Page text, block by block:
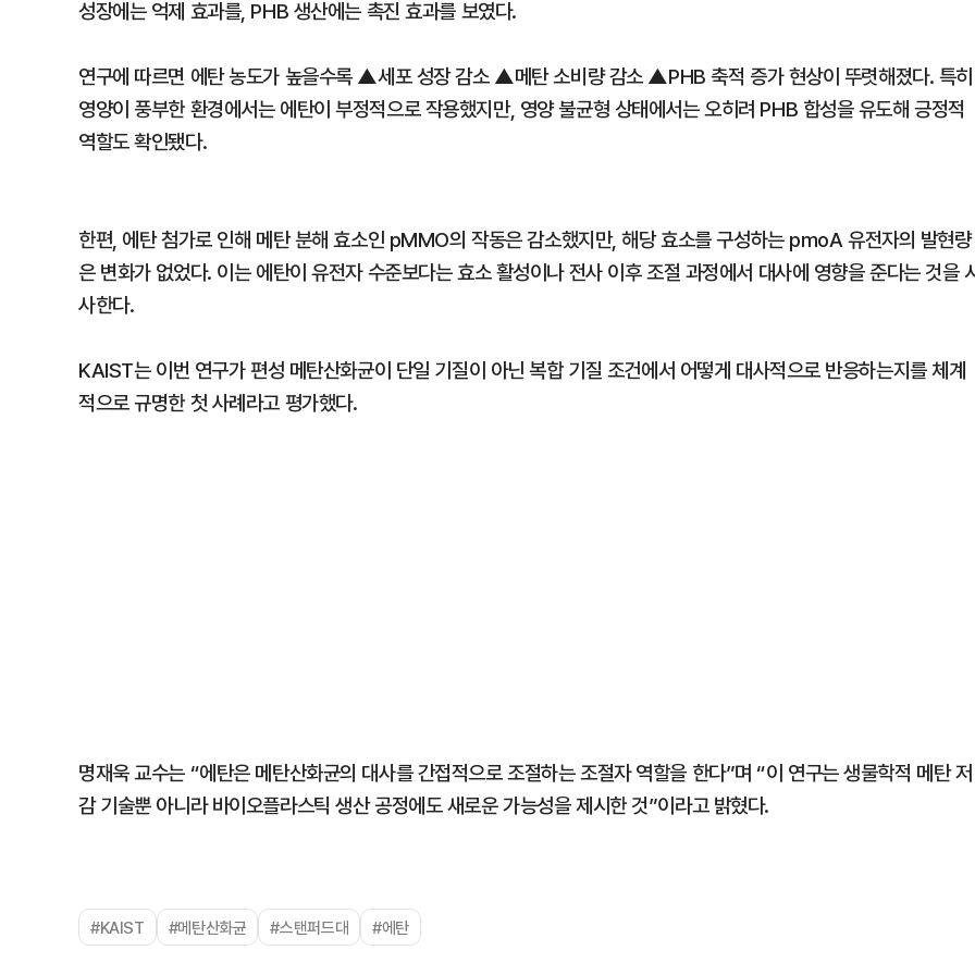
성장에는 억제 효과를, PHB 생산에는 촉진 효과를 보였다.
연구에 따르면 에탄 농도가 높을수록 ▲세포 성장 감소 ▲메탄 소비량 감소 ▲PHB 축적 증가 현상이 뚜렷해졌다. 특히
영양이 풍부한 환경에서는 에탄이 부정적으로 작용했지만, 영양 불균형 상태에서는 오히려 PHB 합성을 유도해 긍정적
역할도 확인됐다.
한편, 에탄 첨가로 인해 메탄 분해 효소인 pMMO의 작동은 감소했지만, 해당 효소를 구성하는 pmoA 유전자의 발현량
은 변화가 없었다. 이는 에탄이 유전자 수준보다는 효소 활성이나 전사 이후 조절 과정에서 대사에 영향을 준다는 것을
사한다.
KAIST는 이번 연구가 편성 메탄산화균이 단일 기질이 아닌 복합 기질 조건에서 어떻게 대사적으로 반응하는지를 체계
적으로 규명한 첫 사례라고 평가했다.
명재욱 교수는 “에탄은 메탄산화균의 대사를 간접적으로 조절하는 조절자 역할을 한다”며 “이 연구는 생물학적 메탄 저
감 기술뿐 아니라 바이오플라스틱 생산 공정에도 새로운 가능성을 제시한 것”이라고 밝혔다.
#KAIST #메탄산화균 #스탠퍼드대 #에탄